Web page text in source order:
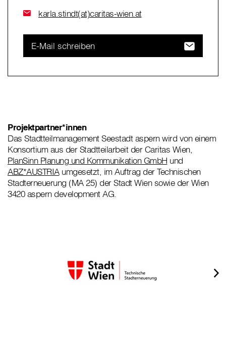
karla.stindt(at)caritas-wien.at
E-Mail schreiben
Projektpartner*innen
Das Stadtteilmanagement Seestadt aspern wird von einem
Konsortium aus der Stadtteilarbeit der Caritas Wien,
PlanSinn Planung und Kommunikation GmbH und
ABZ*AUSTRIAumgesetzt, im Auftrag der Technischen
Stadterneuerung (MA 25) der Stadt Wien sowie der Wien
3420 aspern development AG.